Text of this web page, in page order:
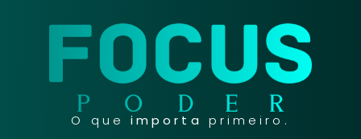
O que importa primeiro.